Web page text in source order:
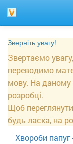
Зверніть увагу!
Звертаємо
переводимо
мову. На даному
розробці.
Щоб переглянути
будь ласка, на
Xвороби папуг